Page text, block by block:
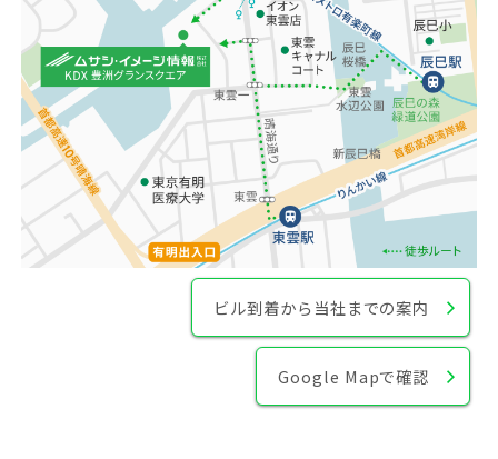
ビル到着から当社までの案内
Google Mapで確認